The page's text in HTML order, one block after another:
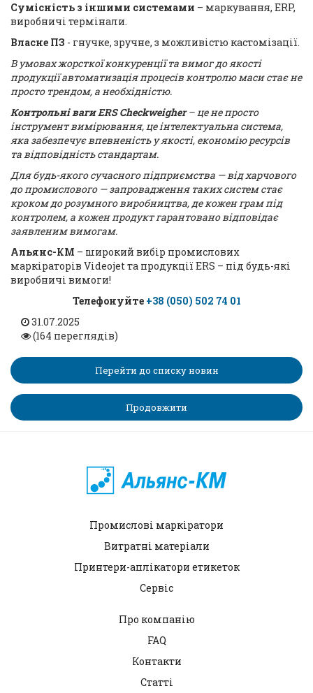
Сумісність з іншими системами – маркування, ERP,
виробничі термінали.
Власне ПЗ - гнучке, зручне, з можливістю кастомізації.
В умовах жорсткої конкуренції та вимог до якості
продукції автоматизація процесів контролю маси стає не
просто трендом, а необхідністю.
Контрольні ваги ERS Checkweigher– це не просто
інструмент вимірювання, це інтелектуальна система,
яка забезпечує впевненість у якості, економію ресурсів
та відповідність стандартам.
Для будь-якого сучасного підприємства — від харчового
до промислового — запровадження таких систем стає
кроком до розумного виробництва, де кожен грам під
контролем, а кожен продукт гарантовано відповідає
заявленим вимогам.
Альянс-КМ – широкий вибір промислових
маркіраторів Videojet та продукції ERS – під будь-які
виробничі вимоги!
Телефонуйте +38 (050) 502 74 01
31.07.2025
(164 переглядів)
Перейти до списку новин
Продовжити
Промислові маркіратори
Витратні матеріали
Принтери-аплікатори етикеток
Сервіс
Про компанію
FAQ
Контакти
Статті